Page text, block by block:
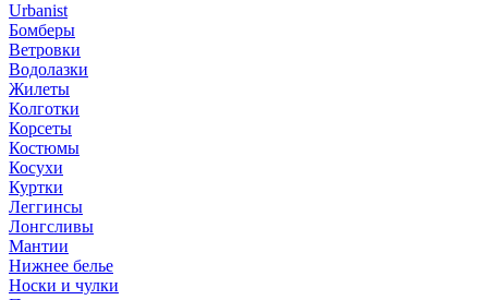
Urbanist
Бомберы
Ветровки
Водолазки
Жилеты
Колготки
Корсеты
Костюмы
Косухи
Куртки
Леггинсы
Лонгсливы
Мантии
Нижнее белье
Носки и чулки